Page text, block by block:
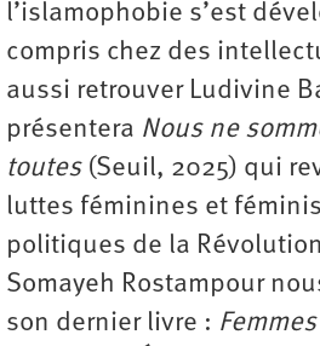
l’islamophobie s’est
compris chez des
aussi retrouver Ludivine
présentera Nous ne
toutes(Seuil, 2025) qui
luttes féminines et
politiques de la
Somayeh Rostampour
son dernier livre :